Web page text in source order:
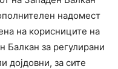
надомест
на корисниците на
Балкан за регулирани
дојдовни, за сите